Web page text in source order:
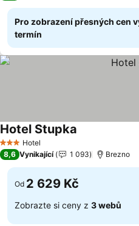
Pro zobrazení přesných cen
termín
3 Počet hvězdiček
Hotel
Hotel Stupka
8,6 Vynikající 1 093 Brezno
Od 2 629 Kč
Zobrazte si ceny z 3 webů